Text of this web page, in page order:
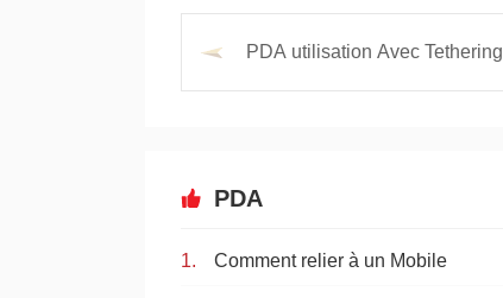
PDA utilisation Avec Tethering
PDA
Comment relier à un Mobile